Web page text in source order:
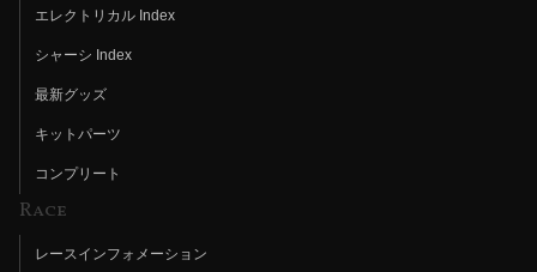
エレクトリカル Index
シャーシ Index
最新グッズ
キットパーツ
コンプリート
Race
レースインフォメーション